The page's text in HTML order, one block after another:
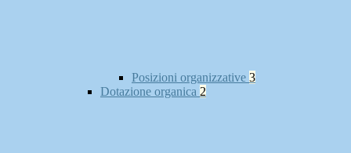
Posizioni organizzative 3
Dotazione organica 2